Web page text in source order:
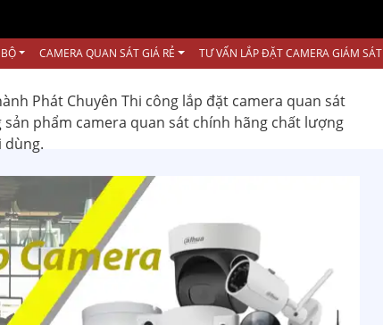
CAMERA QUAN SÁT GIÁ RẺ TƯ VẤN LẮP ĐẶT CAMERA GIÁM SÁT
Phát Chuyên Thi công lắp đặt camera quan sát
phẩm camera quan sát chính hãng chất lượng
dùng.